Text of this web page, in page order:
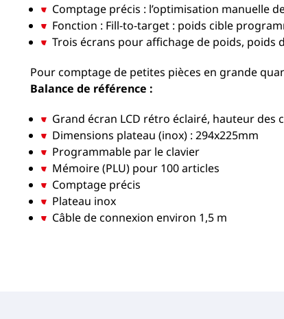
Comptage précis : l’optimisation manuelle
Fonction : Fill-to-target : poids cible
Trois écrans pour affichage de poids, poids
Pour comptage de petites pièces en grande
Balance de référence :
Grand écran LCD rétro éclairé, hauteur des
Dimensions plateau (inox) : 294x225mm
Programmable par le clavier
Mémoire (PLU) pour 100 articles
Comptage précis
Plateau inox
Câble de connexion environ 1,5 m